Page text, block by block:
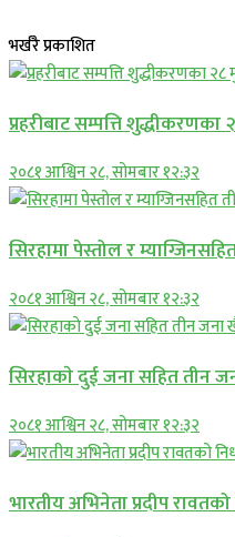
भर्खरै प्रकाशित
प्रहरीबाट सम्पत्ति
२०८१ आश्विन २८, सोमबार १२:३२
सिरहामा पेस्तोल र
२०८१ आश्विन २८, सोमबार १२:३२
सिरहाकाे दुई जना सहित तीन
२०८१ आश्विन २८, सोमबार १२:३२
भारतीय अभिनेता प्रदीप